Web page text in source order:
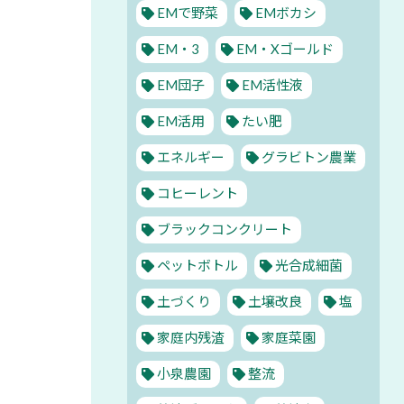
EMで野菜 EMボカシ
EM・3 EM・Xゴールド
EM団子 EM活性液
EM活用 たい肥
エネルギー グラビトン農業
コヒーレント
ブラックコンクリート
ペットボトル 光合成細菌
土づくり 土壌改良 塩
家庭内残渣 家庭菜園
小泉農園 整流